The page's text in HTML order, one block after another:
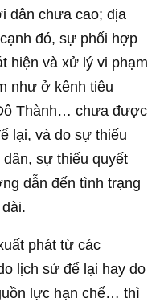
dân chưa cao; địa
đó, sự phối hợp
hiện và xử lý vi phạm
như ở kênh tiêu
Thành… chưa được
lại, và do sự thiếu
sự thiếu quyết
dẫn đến tình trạng
phát từ các
lịch sử để lại hay do
lực hạn chế… thì